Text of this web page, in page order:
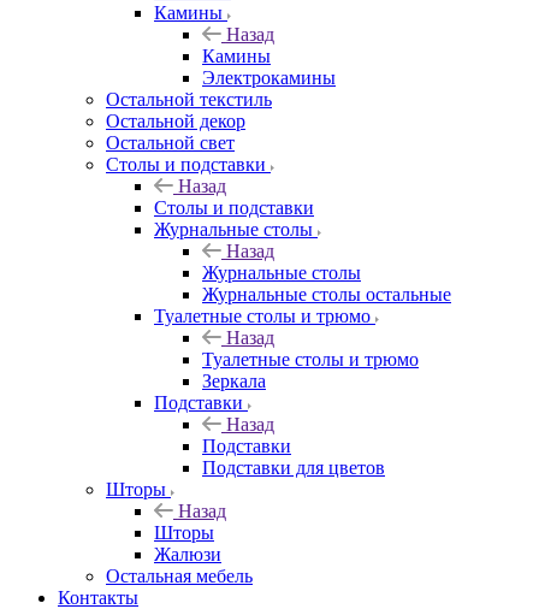
Камины
Назад
Камины
Электрокамины
Остальной текстиль
Остальной декор
Остальной свет
Столы и подставки
Назад
Столы и подставки
Журнальные столы
Назад
Журнальные столы
Журнальные столы остальные
Туалетные столы и трюмо
Назад
Туалетные столы и трюмо
Зеркала
Подставки
Назад
Подставки
Подставки для цветов
Шторы
Назад
Шторы
Жалюзи
Остальная мебель
Контакты